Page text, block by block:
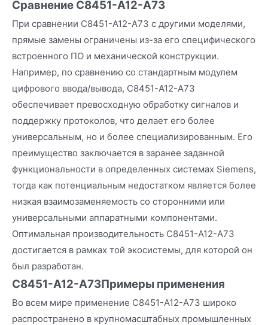
Сравнение C8451-A12-A73
При сравнении C8451-A12-A73 с другими моделями,
прямые замены ограничены из-за его специфического
встроенного ПО и механической конструкции.
Например, по сравнению со стандартным модулем
цифрового ввода/вывода, C8451-A12-A73
обеспечивает превосходную обработку сигналов и
поддержку протоколов, что делает его более
универсальным, но и более специализированным. Его
преимущество заключается в заранее заданной
функциональности в определенных системах Siemens,
тогда как потенциальным недостатком является более
низкая взаимозаменяемость со сторонними или
универсальными аппаратными компонентами.
Оптимальная производительность C8451-A12-A73
достигается в рамках той экосистемы, для которой он
был разработан.
C8451-A12-A73Примеры применения
Во всем мире применение C8451-A12-A73 широко
распространено в крупномасштабных промышленных